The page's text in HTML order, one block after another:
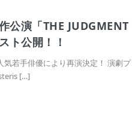
演「THE JUDGMENT
ト公開！！
気若手俳優により再演決定！ 演劇プ
[…]